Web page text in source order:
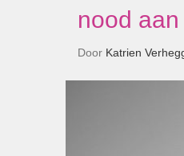
nood
Door Katrien